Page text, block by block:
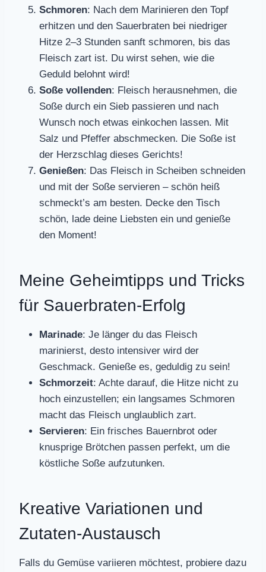
Schmoren: Nach dem Marinieren den Topf
erhitzen und den Sauerbraten bei niedriger
Hitze 2–3 Stunden sanft schmoren, bis das
Fleisch zart ist. Du wirst sehen, wie die
Geduld belohnt wird!
Soße vollenden: Fleisch herausnehmen, die
Soße durch ein Sieb passieren und nach
Wunsch noch etwas einkochen lassen. Mit
Salz und Pfeffer abschmecken. Die Soße ist
der Herzschlag dieses Gerichts!
Genießen: Das Fleisch in Scheiben schneiden
und mit der Soße servieren – schön heiß
schmeckt’s am besten. Decke den Tisch
schön, lade deine Liebsten ein und genieße
den Moment!
Meine Geheimtipps und Tricks
für Sauerbraten-Erfolg
Marinade: Je länger du das Fleisch
marinierst, desto intensiver wird der
Geschmack. Genieße es, geduldig zu sein!
Schmorzeit: Achte darauf, die Hitze nicht zu
hoch einzustellen; ein langsames Schmoren
macht das Fleisch unglaublich zart.
Servieren: Ein frisches Bauernbrot oder
knusprige Brötchen passen perfekt, um die
köstliche Soße aufzutunken.
Kreative Variationen und
Zutaten-Austausch
Falls du Gemüse variieren möchtest, probiere dazu